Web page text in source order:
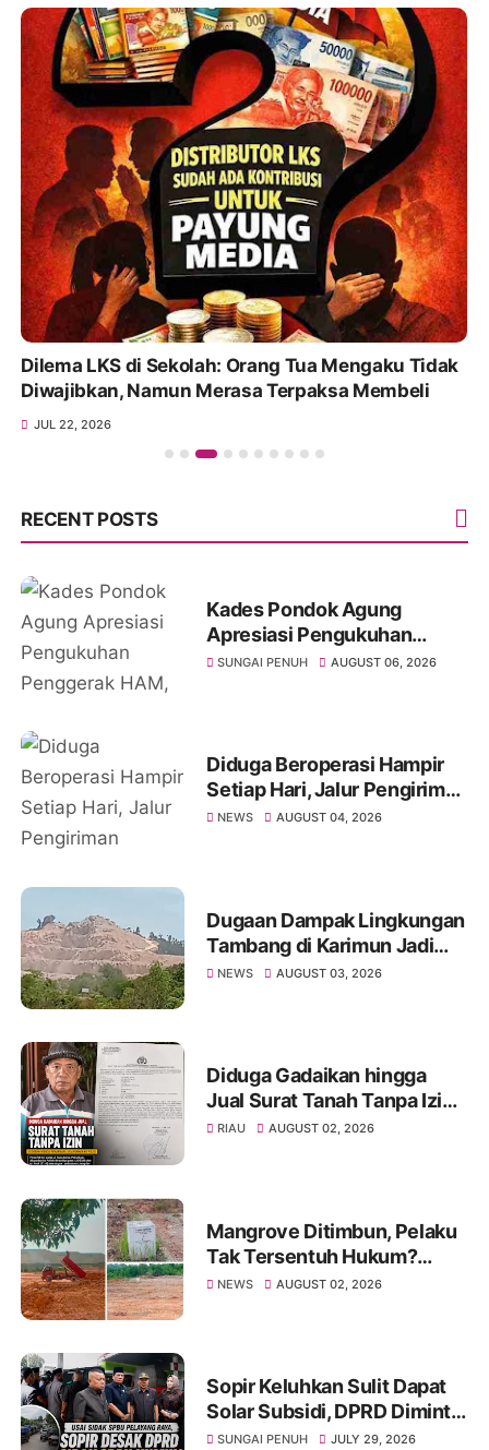
Dilema LKS di Sekolah: Orang Tua Mengaku Tidak
Diwajibkan, Namun Merasa Terpaksa Membeli
JUL 22, 2026
RECENT POSTS
Kades Pondok Agung
Apresiasi Pengukuhan
Penggerak HAM, Sebut Jadi
SUNGAI PENUH AUGUST 06, 2026
Diduga Beroperasi Hampir
Setiap Hari, Jalur Pengiriman
Barang Ilegal di Barelang
NEWS AUGUST 04, 2026
Dugaan Dampak Lingkungan
Tambang di Karimun Jadi
Sorotan, Masyarakat Minta
NEWS AUGUST 03, 2026
Diduga Gadaikan hingga
Jual Surat Tanah Tanpa Izin,
Seorang Warga Pekanbaru
RIAU AUGUST 02, 2026
Mangrove Ditimbun, Pelaku
Tak Tersentuh Hukum?
Dugaan Tebang Pilih
NEWS AUGUST 02, 2026
Sopir Keluhkan Sulit Dapat
Solar Subsidi, DPRD Diminta
Sidak SPBU Kumun
SUNGAI PENUH JULY 29, 2026